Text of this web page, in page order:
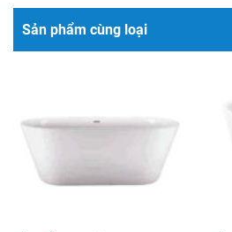
Sản phẩm cùng loại